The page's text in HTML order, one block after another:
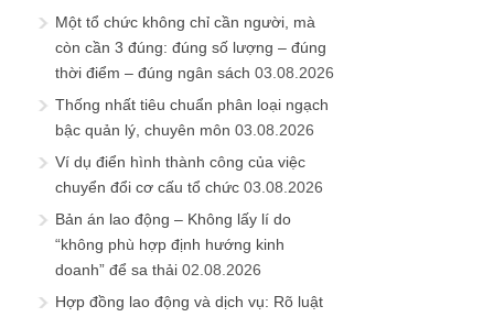
Một tổ chức không chỉ cần người, mà
còn cần 3 đúng: đúng số lượng – đúng
thời điểm – đúng ngân sách 03.08.2026
Thống nhất tiêu chuẩn phân loại ngạch
bậc quản lý, chuyên môn 03.08.2026
Ví dụ điển hình thành công của việc
chuyển đổi cơ cấu tổ chức 03.08.2026
Bản án lao động – Không lấy lí do
“không phù hợp định hướng kinh
doanh” để sa thải 02.08.2026
Hợp đồng lao động và dịch vụ: Rõ luật